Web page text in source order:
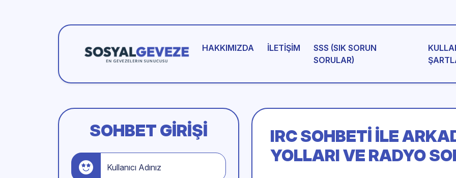
HAKKIMIZDA İLETIŞIM
SSS (SIK SORUN
SORULAR)
SOHBET GIRIŞI
Kullanıcı Adınız
IRC SOHBETI ILE
YOLLARI VE RADYO